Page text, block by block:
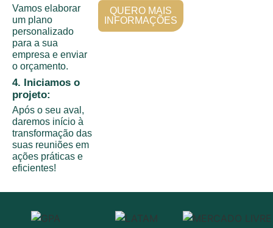
Vamos elaborar
um plano
personalizado
para a sua
empresa e enviar
o orçamento.
4. Iniciamos o
projeto:
Após o seu aval,
daremos início à
transformação das
suas reuniões em
ações práticas e
eficientes!
QUERO MAIS
INFORMAÇÕES